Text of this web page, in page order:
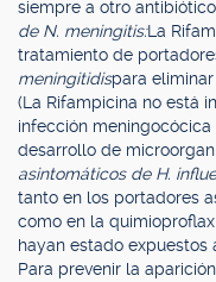
siempre a otro
de N. meningitis:La
tratamiento de
meningitidispara
(La Rifampicina no está
infección
desarrollo de
asintomáticos de H.
tanto en los portadores
como en la
hayan estado expuestos
Para prevenir la